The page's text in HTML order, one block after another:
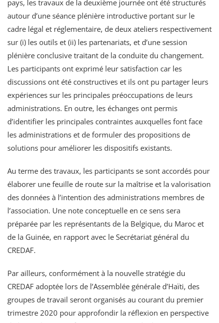
pays, les travaux de la deuxième journée ont été structurés
autour d’une séance plénière introductive portant sur le
cadre légal et réglementaire, de deux ateliers respectivement
sur (i) les outils et (ii) les partenariats, et d’une session
plénière conclusive traitant de la conduite du changement.
Les participants ont exprimé leur satisfaction car les
discussions ont été constructives et ils ont pu partager leurs
expériences sur les principales préoccupations de leurs
administrations. En outre, les échanges ont permis
d’identifier les principales contraintes auxquelles font face
les administrations et de formuler des propositions de
solutions pour améliorer les dispositifs existants.
Au terme des travaux, les participants se sont accordés pour
élaborer une feuille de route sur la maîtrise et la valorisation
des données à l’intention des administrations membres de
l’association. Une note conceptuelle en ce sens sera
préparée par les représentants de la Belgique, du Maroc et
de la Guinée, en rapport avec le Secrétariat général du
CREDAF.
Par ailleurs, conformément à la nouvelle stratégie du
CREDAF adoptée lors de l’Assemblée générale d’Haïti, des
groupes de travail seront organisés au courant du premier
trimestre 2020 pour approfondir la réflexion en perspective